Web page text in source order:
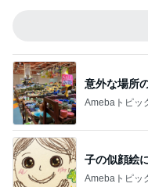
意外な場所
Amebaトピッ
子の似顔絵
Amebaトピッ